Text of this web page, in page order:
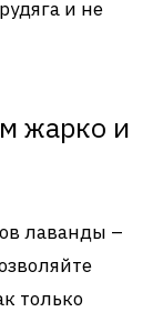
и не
жарко и
лаванды –
только